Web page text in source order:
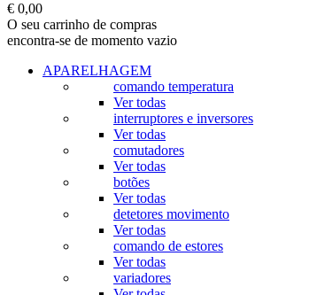
€ 0,00
O seu carrinho de compras
encontra-se de momento vazio
APARELHAGEM
comando temperatura
Ver todas
interruptores e inversores
Ver todas
comutadores
Ver todas
botões
Ver todas
detetores movimento
Ver todas
comando de estores
Ver todas
variadores